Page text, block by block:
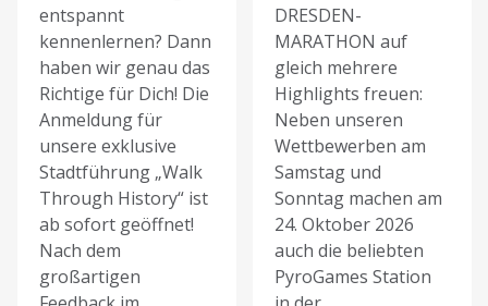
entspannt
kennenlernen? Dann
haben wir genau das
Richtige für Dich! Die
Anmeldung für
unsere exklusive
Stadtführung „Walk
Through History“ ist
ab sofort geöffnet!
Nach dem
großartigen
DRESDEN-
MARATHON auf
gleich mehrere
Highlights freuen:
Neben unseren
Wettbewerben am
Samstag und
Sonntag machen am
24. Oktober 2026
auch die beliebten
PyroGames Station